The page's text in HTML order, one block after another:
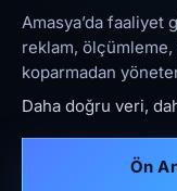
Amasya’da
reklam,
koparmadan
Daha doğru veri,
Ön